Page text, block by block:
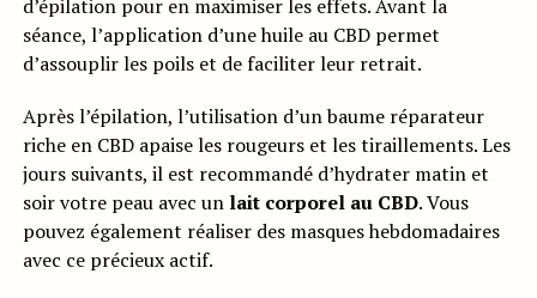
d’épilation pour en maximiser les effets. Avant la
séance, l’application d’une huile au CBD permet
d’assouplir les poils et de faciliter leur retrait.
Après l’épilation, l’utilisation d’un baume réparateur
riche en CBD apaise les rougeurs et les tiraillements. Les
jours suivants, il est recommandé d’hydrater matin et
soir votre peau avec un lait corporel au CBD. Vous
pouvez également réaliser des masques hebdomadaires
avec ce précieux actif.